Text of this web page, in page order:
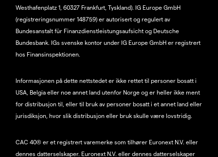
Westhafenplatz 1, 60327 Frankfurt, Tyskland). IG Europe GmbH
(registreringsnummer 148759) er autorisert og regulert av
Bundesanstalt für Finanzdienstleistungsaufsicht og Deutsche
Bundesbank. IGs svenske kontor under IG Europe GmbH er registrert
hos Finansinspektionen.
Informasjonen på dette nettstedet er ikke rettet til personer bosatt i
USA, Belgia eller noe annet land utenfor Norge og er heller ikke ment
for distribusjon til, eller til bruk av personer bosatt i et annet land eller
jurisdiksjon, hvor slik distribusjon eller bruk skulle være lovstridig.
CAC 40® er et registrert varemerke som tilhører Euronext N.V. eller
dennes datterselskaper. Euronext N.V. eller dennes datterselskaper